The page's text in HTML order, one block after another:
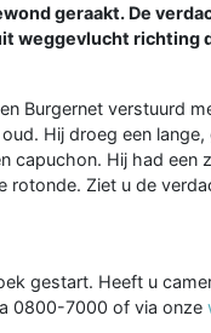
geraakt. De
weggevlucht richting
Burgernet verstuurd
Hij droeg een
capuchon. Hij had
Ziet u de
gestart. Heeft u
0800-7000 of via onze